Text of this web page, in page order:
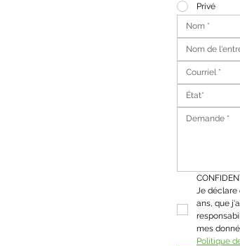
Privé
État*
Je déclare
ans, que
Politique